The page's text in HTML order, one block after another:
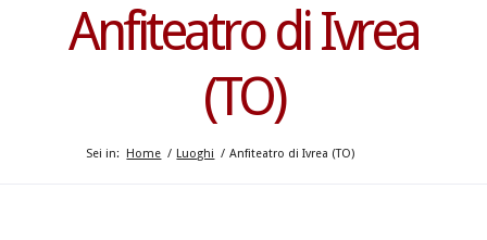
Anfiteatro di Ivrea
(TO)
Sei in: Home / Luoghi / Anfiteatro di Ivrea (TO)